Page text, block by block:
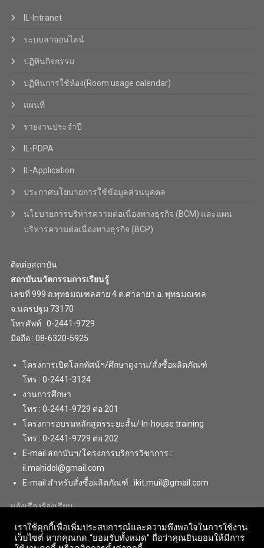
IL-Intranet
ระบบลาออนไลน์
ปฏิทินกิจกรรม
ปฏิทินการใช้ห้อง(Room usage calendar)
แผนที่
รายงานประจำปี
IL-PDPA
IL-Application
ประกาศนโยบายการใช้ข้อมูลส่วนบุคคล
นโยบายการบริหารความต่อเนื่องทางธุรกิจ (BCM) และแผน
บริหารความต่อเนื่องทางธุรกิจ (BCP)
ติดต่อสถาบัน
สถาบันนวัตกรรมการเรียนรู้
เลขที่ 999 ถ.พุทธมณฑลสาย 4 ต.ศาลายา อ. พุทธมณฑล
จ.นครปฐม 73170
โทรศัพท์ : 0-2441-9729
มือถือ : 08-6320-5925
โครงการเปิดโลกทัศน์ฯ/ศึกษาดูงาน/สั่งซื้อผลิตภัณฑ์
โทร : 0-2441-3124
งานการศึกษา
โทร : 0-2441-9729 ต่อ 201
โครงการอบรมหลักสูตรระยะสั้น/ In-house training
โทร : 0-2441-9729 ต่อ 202
E-mail สถาบันฯ/โครงการบริการวิชาการ :
il.mahidol@gmail.com
E-mail สำหรับสั่งซื้อผลิตภัณฑ์ : ikit.muil@gmail.com
แจ้งเรื่องร้องเรียน
เราใช้คุกกี้เพื่อเพิ่มประสบการณ์และความพึงพอใจในการใช้งาน
เว็บไซต์ หากคุณกด “ยอมรับทั้งหมด” ถือว่าคุณยินยอมให้มีการ